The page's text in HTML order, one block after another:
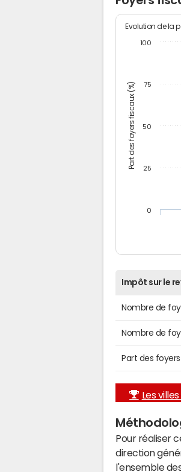
Part des foyers fiscaux (%)
Evolution de la
0
25
50
75
100
Impôt sur le
Nombre de
Nombre de
Part des
Les
Pour réaliser
direction
l'ensemble